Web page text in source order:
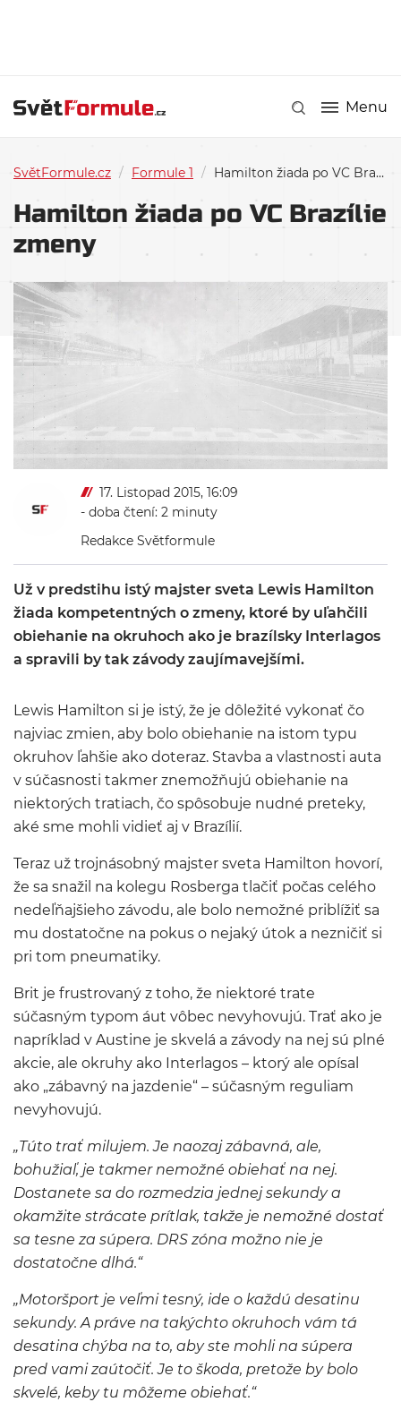
Menu
SvětFormule.cz / Formule 1 / Hamilton žiada po VC Brazílie zmeny
Hamilton žiada po VC Brazílie
zmeny
17. Listopad 2015, 16:09
- doba čtení: 2 minuty
Redakce Světformule
Už v predstihu istý majster sveta Lewis Hamilton
žiada kompetentných o zmeny, ktoré by uľahčili
obiehanie na okruhoch ako je brazílsky Interlagos
a spravili by tak závody zaujímavejšími.
Lewis Hamilton si je istý, že je dôležité vykonať čo
najviac zmien, aby bolo obiehanie na istom typu
okruhov ľahšie ako doteraz. Stavba a vlastnosti auta
v súčasnosti takmer znemožňujú obiehanie na
niektorých tratiach, čo spôsobuje nudné preteky,
aké sme mohli vidieť aj v Brazílií.
Teraz už trojnásobný majster sveta Hamilton hovorí,
že sa snažil na kolegu Rosberga tlačiť počas celého
nedeľňajšieho závodu, ale bolo nemožné priblížiť sa
mu dostatočne na pokus o nejaký útok a nezničiť si
pri tom pneumatiky.
Brit je frustrovaný z toho, že niektoré trate
súčasným typom áut vôbec nevyhovujú. Trať ako je
napríklad v Austine je skvelá a závody na nej sú plné
akcie, ale okruhy ako Interlagos – ktorý ale opísal
ako „zábavný na jazdenie“ – súčasným reguliam
nevyhovujú.
„Túto trať milujem. Je naozaj zábavná, ale,
bohužiaľ, je takmer nemožné obiehať na nej.
Dostanete sa do rozmedzia jednej sekundy a
okamžite strácate prítlak, takže je nemožné dostať
sa tesne za súpera. DRS zóna možno nie je
dostatočne dlhá.“
„Motoršport je veľmi tesný, ide o každú desatinu
sekundy. A práve na takýchto okruhoch vám tá
desatina chýba na to, aby ste mohli na súpera
pred vami zaútočiť. Je to škoda, pretože by bolo
skvelé, keby tu môžeme obiehať.“